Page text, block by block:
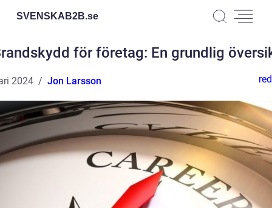
SVENSKAB2B.se
för företag: En grundlig
2024 Jon Larsson